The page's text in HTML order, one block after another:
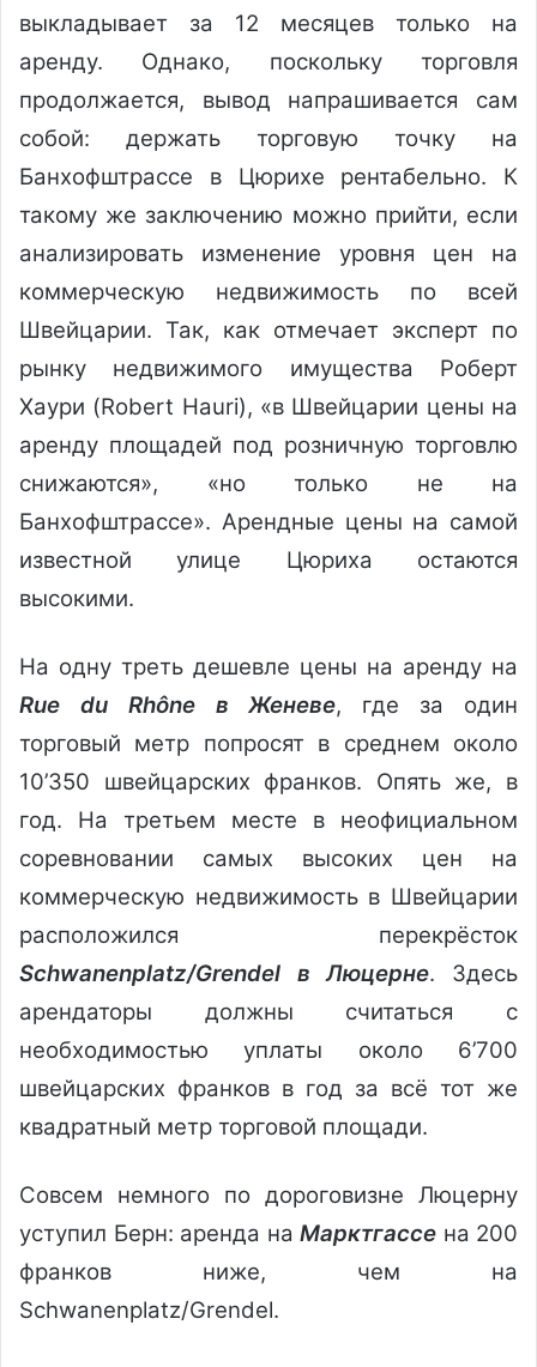
выкладывает за 12 месяцев только на
аренду. Однако, поскольку торговля
продолжается, вывод напрашивается сам
собой: держать торговую точку на
Банхофштрассе в Цюрихе рентабельно. К
такому же заключению можно прийти, если
анализировать изменение уровня цен на
коммерческую недвижимость по всей
Швейцарии. Так, как отмечает эксперт по
рынку недвижимого имущества Роберт
Хаури (Robert Hauri), «в Швейцарии цены на
аренду площадей под розничную торговлю
снижаются», «но только не на
Банхофштрассе». Арендные цены на самой
известной улице Цюриха остаются
высокими.
На одну треть дешевле цены на аренду на
Rue du Rhône в Женеве, где за один
торговый метр попросят в среднем около
10’350 швейцарских франков. Опять же, в
год. На третьем месте в неофициальном
соревновании самых высоких цен на
коммерческую недвижимость в Швейцарии
расположился перекрёсток
Schwanenplatz/Grendel в Люцерне. Здесь
арендаторы должны считаться с
необходимостью уплаты около 6’700
швейцарских франков в год за всё тот же
квадратный метр торговой площади.
Совсем немного по дороговизне Люцерну
уступил Берн: аренда на Марктгассе на 200
франков ниже, чем на
Schwanenplatz/Grendel.